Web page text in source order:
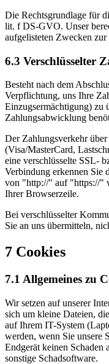
Die Rechtsgrundlage für
lit. f DS-GVO. Unser
aufgelisteten Zwecken zur
6.3 Verschlüsselter
Besteht nach dem
Verpflichtung, uns Ihre
Einzugsermächtigung) zu
Zahlungsabwicklung
Der Zahlungsverkehr
(Visa/MasterCard,
eine verschlüsselte SSL-
Verbindung erkennen Sie
von "http://" auf "https://"
Ihrer Browserzeile.
Bei verschlüsselter
Sie an uns übermitteln,
7 Cookies
7.1 Allgemeines zu
Wir setzen auf unserer
sich um kleine Dateien,
auf Ihrem IT-System
werden, wenn Sie unsere
Endgerät keinen Schaden
sonstige Schadsoftware.